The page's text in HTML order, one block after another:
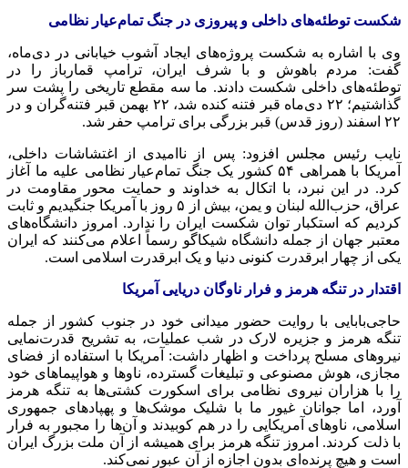
شکست توطئه‌های داخلی و پیروزی در جنگ تمام‌عیار نظامی
وی با اشاره به شکست پروژه‌های ایجاد آشوب خیابانی در دی‌ماه،
گفت: مردم باهوش و با شرف ایران، ترامپ قمارباز را در
توطئه‌های داخلی شکست دادند. ما سه مقطع تاریخی را پشت سر
گذاشتیم؛ ۲۲ دی‌ماه قبر فتنه کنده شد، ۲۲ بهمن قبر فتنه‌گران و در
۲۲ اسفند (روز قدس) قبر بزرگی برای ترامپ حفر شد.
نایب رئیس مجلس افزود: پس از ناامیدی از اغتشاشات داخلی،
آمریکا با همراهی ۵۴ کشور یک جنگ تمام‌عیار نظامی علیه ما آغاز
کرد. در این نبرد، با اتکال به خداوند و حمایت محور مقاومت در
عراق، حزب‌الله لبنان و یمن، بیش از ۵ روز با آمریکا جنگیدیم و ثابت
کردیم که استکبار توان شکست ایران را ندارد. امروز دانشگاه‌های
معتبر جهان از جمله دانشگاه شیکاگو رسماً اعلام می‌کنند که ایران
یکی از چهار ابرقدرت کنونی دنیا و یک ابرقدرت اسلامی است.
اقتدار در تنگه هرمز و فرار ناوگان دریایی آمریکا
حاجی‌بابایی با روایت حضور میدانی خود در جنوب کشور از جمله
تنگه هرمز و جزیره لارک در شب عملیات، به تشریح قدرت‌نمایی
نیروهای مسلح پرداخت و اظهار داشت: آمریکا با استفاده از فضای
مجازی، هوش مصنوعی و تبلیغات گسترده، ناوها و هواپیماهای خود
را با هزاران نیروی نظامی برای اسکورت کشتی‌ها به تنگه هرمز
آورد، اما جوانان غیور ما با شلیک موشک‌ها و پهپادهای جمهوری
اسلامی، ناوهای آمریکایی را در هم کوبیدند و آن‌ها را مجبور به فرار
با ذلت کردند. امروز تنگه هرمز برای همیشه از آن ملت بزرگ ایران
است و هیچ پرنده‌ای بدون اجازه از آن عبور نمی‌کند.